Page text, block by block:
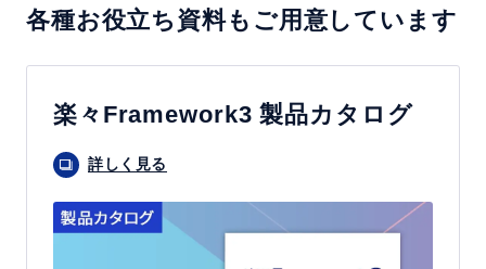
各種お役立ち資料もご用意しています
楽々Framework3 製品カタログ
詳しく見る